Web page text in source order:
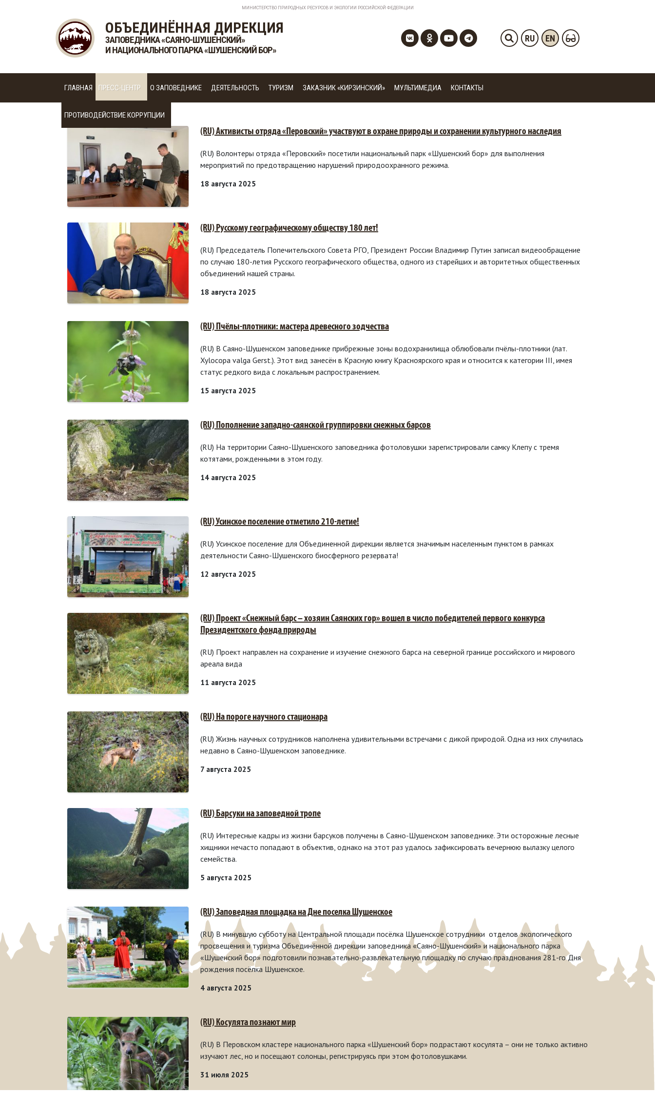
МИНИСТЕРСТВО ПРИРОДНЫХ РЕСУРСОВ И ЭКОЛОГИИ РОССИЙСКОЙ ФЕДЕРАЦИИ
ОБЪЕДИНЁННАЯ ДИРЕКЦИЯ
ЗАПОВЕДНИКА «САЯНО-ШУШЕНСКИЙ»
И НАЦИОНАЛЬНОГО ПАРКА «ШУШЕНСКИЙ БОР»
RU EN
ГЛАВНАЯ ПРЕСС-ЦЕНТР О ЗАПОВЕДНИКЕ ДЕЯТЕЛЬНОСТЬ ТУРИЗМ ЗАКАЗНИК «КИРЗИНСКИЙ» МУЛЬТИМЕДИА КОНТАКТЫ
ПРОТИВОДЕЙСТВИЕ КОРРУПЦИИ
(RU) Активисты отряда «Перовский» участвуют в охране природы и сохранении культурного наследия
(RU) Волонтеры отряда «Перовский» посетили национальный парк «Шушенский бор» для выполнения
мероприятий по предотвращению нарушений природоохранного режима.
18 августа 2025
(RU) Русскому географическому обществу 180 лет!
(RU) Председатель Попечительского Совета РГО, Президент России Владимир Путин записал видеообращение
по случаю 180-летия Русского географического общества, одного из старейших и авторитетных общественных
объединений нашей страны.
18 августа 2025
(RU) Пчёлы-плотники: мастера древесного зодчества
(RU) В Саяно-Шушенском заповеднике прибрежные зоны водохранилища облюбовали пчёлы-плотники (лат.
Xylocopa valga Gerst.). Этот вид занесён в Красную книгу Красноярского края и относится к категории III, имея
статус редкого вида с локальным распространением.
15 августа 2025
(RU) Пополнение западно-саянской группировки снежных барсов
(RU) На территории Саяно-Шушенского заповедника фотоловушки зарегистрировали самку Клепу с тремя
котятами, рожденными в этом году.
14 августа 2025
(RU) Усинское поселение отметило 210-летие!
(RU) Усинское поселение для Объединенной дирекции является значимым населенным пунктом в рамках
деятельности Саяно-Шушенского биосферного резервата!
12 августа 2025
(RU) Проект «Снежный барс – хозяин Саянских гор» вошел в число победителей первого конкурса
Президентского фонда природы
(RU) Проект направлен на сохранение и изучение снежного барса на северной границе российского и мирового
ареала вида
11 августа 2025
(RU) На пороге научного стационара
(RU) Жизнь научных сотрудников наполнена удивительными встречами с дикой природой. Одна из них случилась
недавно в Саяно-Шушенском заповеднике.
7 августа 2025
(RU) Барсуки на заповедной тропе
(RU) Интересные кадры из жизни барсуков получены в Саяно-Шушенском заповеднике. Эти осторожные лесные
хищники нечасто попадают в объектив, однако на этот раз удалось зафиксировать вечернюю вылазку целого
семейства.
5 августа 2025
(RU) Заповедная площадка на Дне поселка Шушенское
(RU) В минувшую субботу на Центральной площади посёлка Шушенское сотрудники отделов экологического
просвещения и туризма Объединённой дирекции заповедника «Саяно-Шушенский» и национального парка
«Шушенский бор» подготовили познавательно-развлекательную площадку по случаю празднования 281-го Дня
рождения посёлка Шушенское.
4 августа 2025
(RU) Косулята познают мир
(RU) В Перовском кластере национального парка «Шушенский бор» подрастают косулята – они не только активно
изучают лес, но и посещают солонцы, регистрируясь при этом фотоловушками.
31 июля 2025